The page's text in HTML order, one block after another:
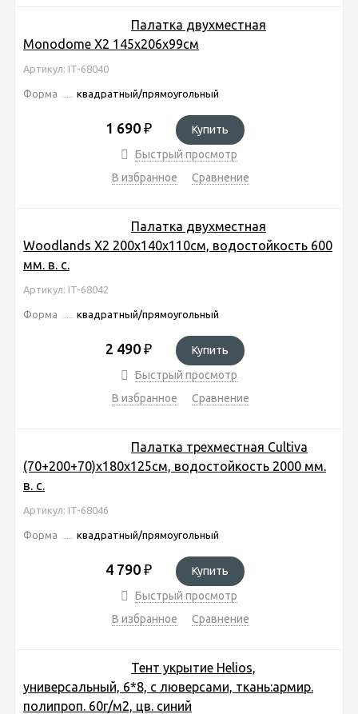
Палатка двухместная
Monodome Х2 145х206х99см
Артикул: IT-68040
Форма квадратный/прямоугольный
1 690 ₽
Купить
Быстрый просмотр
В избранное
Сравнение
Палатка двухместная
Woodlands Х2 200х140х110см, водостойкость 600
мм. в. с.
Артикул: IT-68042
Форма квадратный/прямоугольный
2 490 ₽
Купить
Быстрый просмотр
В избранное
Сравнение
Палатка трехместная Cultiva
(70+200+70)х180х125см, водостойкость 2000 мм.
в. с.
Артикул: IT-68046
Форма квадратный/прямоугольный
4 790 ₽
Купить
Быстрый просмотр
В избранное
Сравнение
Тент укрытие Helios,
универсальный, 6*8, с люверсами, ткань:армир.
полипроп. 60г/м2, цв. синий